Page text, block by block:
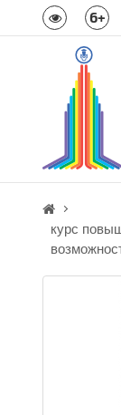
6+
курс